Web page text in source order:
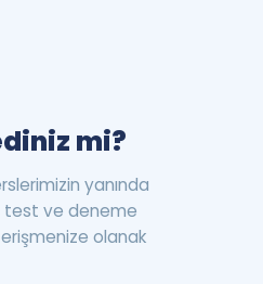
mi?
yanında
test ve deneme
olanak